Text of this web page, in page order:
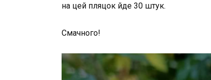
на цей пляцок йде 30 штук.
Смачного!